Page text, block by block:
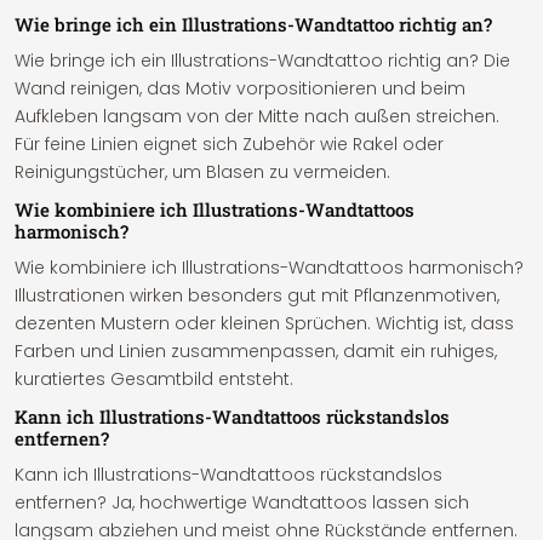
Wie bringe ich ein Illustrations-Wandtattoo richtig an?
Wie bringe ich ein Illustrations-Wandtattoo richtig an? Die
Wand reinigen, das Motiv vorpositionieren und beim
Aufkleben langsam von der Mitte nach außen streichen.
Für feine Linien eignet sich Zubehör wie Rakel oder
Reinigungstücher, um Blasen zu vermeiden.
Wie kombiniere ich Illustrations-Wandtattoos
harmonisch?
Wie kombiniere ich Illustrations-Wandtattoos harmonisch?
Illustrationen wirken besonders gut mit Pflanzenmotiven,
dezenten Mustern oder kleinen Sprüchen. Wichtig ist, dass
Farben und Linien zusammenpassen, damit ein ruhiges,
kuratiertes Gesamtbild entsteht.
Kann ich Illustrations-Wandtattoos rückstandslos
entfernen?
Kann ich Illustrations-Wandtattoos rückstandslos
entfernen? Ja, hochwertige Wandtattoos lassen sich
langsam abziehen und meist ohne Rückstände entfernen.